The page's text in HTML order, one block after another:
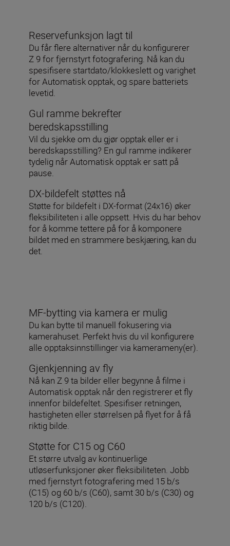
Reservefunksjon lagt til
Du får flere alternativer når du konfigurerer
Z 9 for fjernstyrt fotografering. Nå kan du
spesifisere startdato/klokkeslett og varighet
for Automatisk opptak, og spare batteriets
levetid.
Gul ramme bekrefter
beredskapsstilling
Vil du sjekke om du gjør opptak eller er i
beredskapsstilling? En gul ramme indikerer
tydelig når Automatisk opptak er satt på
pause.
DX-bildefelt støttes nå
Støtte for bildefelt i DX-format (24x16) øker
fleksibiliteten i alle oppsett. Hvis du har behov
for å komme tettere på for å komponere
bildet med en strammere beskjæring, kan du
det.
MF-bytting via kamera er mulig
Du kan bytte til manuell fokusering via
kamerahuset. Perfekt hvis du vil konfigurere
alle opptaksinnstillinger via kamerameny(er).
Gjenkjenning av fly
Nå kan Z 9 ta bilder eller begynne å filme i
Automatisk opptak når den registrerer et fly
innenfor bildefeltet. Spesifiser retningen,
hastigheten eller størrelsen på flyet for å få
riktig bilde.
Støtte for C15 og C60
Et større utvalg av kontinuerlige
utløserfunksjoner øker fleksibiliteten. Jobb
med fjernstyrt fotografering med 15 b/s
(C15) og 60 b/s (C60), samt 30 b/s (C30) og
120 b/s (C120).